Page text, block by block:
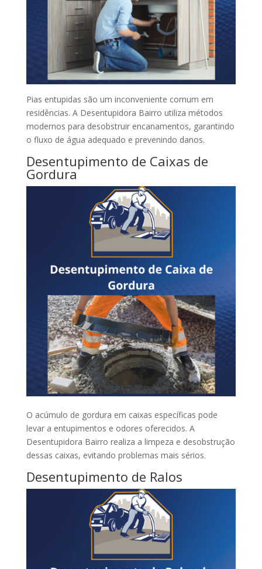
Pias entupidas são um inconveniente comum em
residências. A Desentupidora Bairro utiliza métodos
modernos para desobstruir encanamentos, garantindo
o fluxo de água adequado e prevenindo danos.
Desentupimento de Caixas de
Gordura
O acúmulo de gordura em caixas específicas pode
levar a entupimentos e odores oferecidos. A
Desentupidora Bairro realiza a limpeza e desobstrução
dessas caixas, evitando problemas mais sérios.
Desentupimento de Ralos